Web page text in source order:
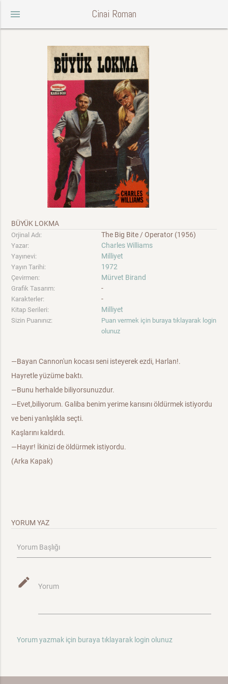
menu Cinai Roman
BÜYÜK LOKMA
Orjinal Adı: The Big Bite / Operator (1956)
Yazar: Charles Williams
Yayınevi: Milliyet
Yayın Tarihi: 1972
Çevirmen: Mürvet Birand
Grafik Tasarım: -
Karakterler: -
Kitap Serileri: Milliyet
Sizin Puanınız:
Puan vermek için buraya tıklayarak login
olunuz
—Bayan Cannon'un kocası seni isteyerek ezdi, Harlan!.
Hayretle yüzüme baktı.
—Bunu herhalde biliyorsunuzdur.
—Evet,biliyorum. Galiba benim yerime karısını öldürmek istiyordu
ve beni yanlışlıkla seçti.
Kaşlarını kaldırdı.
—Hayır! İkinizi de öldürmek istiyordu.
(Arka Kapak)
YORUM YAZ
Yorum Başlığı
mode_edit Yorum
Yorum yazmak için buraya tıklayarak login olunuz